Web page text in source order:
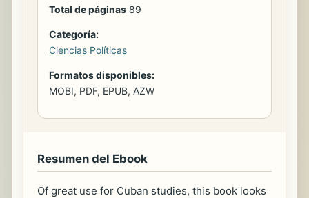
Total de páginas 89
Categoría:
Ciencias Políticas
Formatos disponibles:
MOBI, PDF, EPUB, AZW
Resumen del Ebook
Of great use for Cuban studies, this book looks